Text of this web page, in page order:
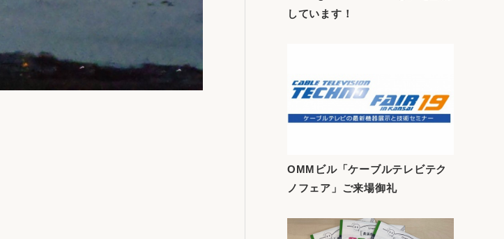
しています！
OMMビル「ケーブルテレビテク
ノフェア」ご来場御礼